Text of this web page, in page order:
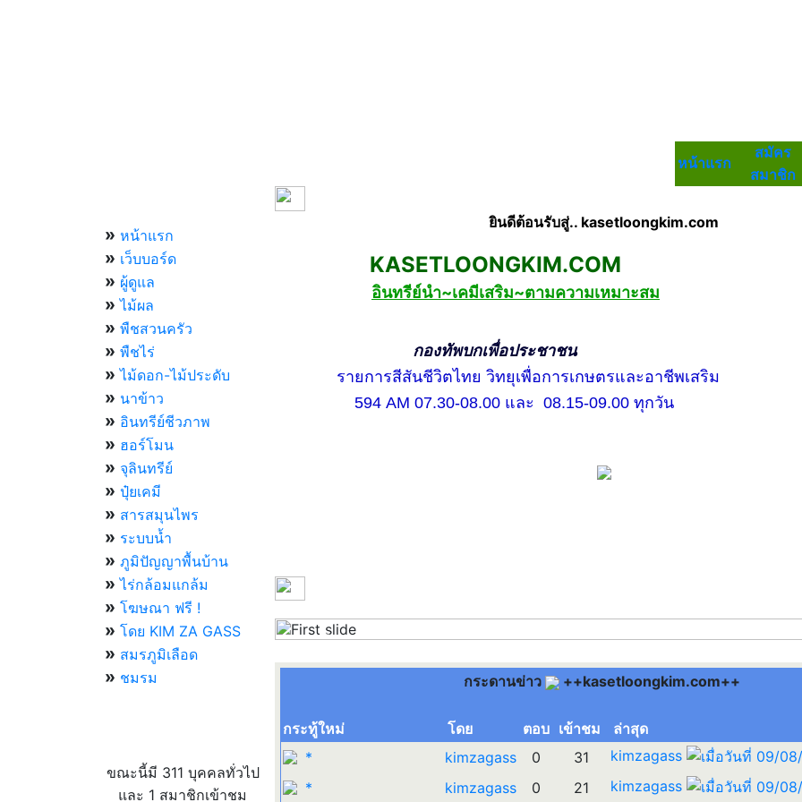
หน้าแรก
สมัคร
สมาชิก
» หน้าแรก
» เว็บบอร์ด
» ผู้ดูแล
» ไม้ผล
» พืชสวนครัว
» พืชไร่
» ไม้ดอก-ไม้ประดับ
» นาข้าว
» อินทรีย์ชีวภาพ
» ฮอร์โมน
» จุลินทรีย์
» ปุ๋ยเคมี
» สารสมุนไพร
» ระบบน้ำ
» ภูมิปัญญาพื้นบ้าน
» ไร่กล้อมแกล้ม
» โฆษณา ฟรี !
» โดย KIM ZA GASS
» สมรภูมิเลือด
» ชมรม
ขณะนี้มี 311 บุคคลทั่วไป
และ 1 สมาชิกเข้าชม
ยินดีต้อนรับสู่.. kasetloongkim.com
KASETLOONGKIM.COM
อินทรีย์นำ~เคมีเสริม~ตามความเหมาะสม
กองทัพบกเพื่อประชาชน
รายการสีสันชีวิตไทย วิทยุเพื่อการเกษตรและอาชีพเสริม
594 AM 07.30-08.00 และ 08.15-09.00 ทุกวัน
Previous
กระดานข่าว ++kasetloongkim.com++
กระทู้ใหม่ โดย ตอบ เข้าชม
ล่าสุด
*
kimzagass 0 31
kimzagass
*
kimzagass 0 21 kimzagass